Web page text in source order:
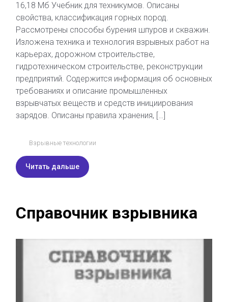
16,18 Мб Учебник для техникумов. Описаны
свойства, классификация горных пород.
Рассмотрены способы бурения шпуров и скважин.
Изложена техника и технология взрывных работ на
карьерах, дорожном строительстве,
гидротехническом строительстве, реконструкции
предприятий. Содержится информация об основных
требованиях и описание промышленных
взрывчатых веществ и средств инициирования
зарядов. Описаны правила хранения, […]
Взрывные технологии
Читать дальше
Справочник взрывника